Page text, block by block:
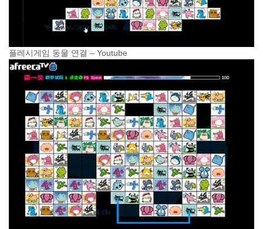
플레시게임 동물 연결 – Youtube